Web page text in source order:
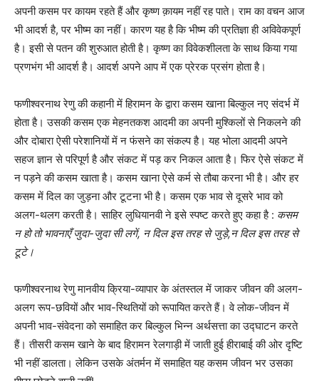
अपनी कसम पर कायम रहते हैं और कृष्ण क़ायम नहीं रह पाते। राम का वचन आज
भी आदर्श है, पर भीष्म का नहीं। कारण यह है कि भीष्म की प्रतिज्ञा ही अविवेकपूर्ण
है। इसी से पतन की शुरुआत होती है। कृष्ण का विवेकशीलता के साथ किया गया
प्रणभंग भी आदर्श है। आदर्श अपने आप में एक प्रेरक प्रसंग होता है।
फणीश्वरनाथ रेणु की कहानी में हिरामन के द्वारा कसम खाना बिल्कुल नए संदर्भ में
होता है। उसकी कसम एक मेहनतकश आदमी का अपनी मुश्किलों से निकलने की
और दोबारा ऐसी परेशानियों में न फंसने का संकल्प है। यह भोला आदमी अपने
सहज ज्ञान से परिपूर्ण है और संकट में पड़ कर निकल आता है। फिर ऐसे संकट में
न पड़ने की कसम खाता है। कसम खाना ऐसे कर्म से तौबा करना भी है। और हर
कसम में दिल का जुड़ना और टूटना भी है। कसम एक भाव से दूसरे भाव को
अलग-थलग करती है। साहिर लुधियानवी ने इसे स्पष्ट करते हुए कहा है : कसम
न हो तो भावनाएँ जुदा-जुदा सी लगें, न दिल इस तरह से जुड़े,न दिल इस तरह से
टूटे।
फणीश्वरनाथ रेणु मानवीय क्रिया-व्यापार के अंतस्तल में जाकर जीवन की अलग-
अलग रूप-छवियों और भाव-स्थितियों को रूपायित करते हैं। वे लोक-जीवन में
अपनी भाव-संवेदना को समाहित कर बिल्कुल भिन्न अर्थसत्ता का उद्घाटन करते
हैं। तीसरी कसम खाने के बाद हिरामन रेलगाड़ी में जाती हुई हीराबाई की ओर दृष्टि
भी नहीं डालता। लेकिन उसके अंतर्मन में समाहित यह कसम जीवन भर उसका